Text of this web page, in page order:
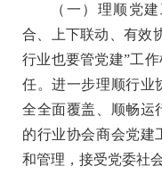
（一）理顺党
合、上下联动、有效
行业也要管党建”工
任。进一步理顺行业
全全面覆盖、顺畅运
的行业协会商会党建
和管理，接受党委社